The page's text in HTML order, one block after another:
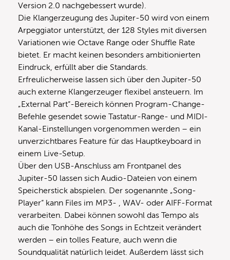
Version 2.0 nachgebessert wurde).
Die Klangerzeugung des Jupiter-50 wird von einem
Arpeggiator unterstützt, der 128 Styles mit diversen
Variationen wie Octave Range oder Shuffle Rate
bietet. Er macht keinen besonders ambitionierten
Eindruck, erfüllt aber die Standards.
Erfreulicherweise lassen sich über den Jupiter-50
auch externe Klangerzeuger flexibel ansteuern. Im
„External Part“-Bereich können Program-Change-
Befehle gesendet sowie Tastatur-Range- und MIDI-
Kanal-Einstellungen vorgenommen werden – ein
unverzichtbares Feature für das Hauptkeyboard in
einem Live-Setup.
Über den USB-Anschluss am Frontpanel des
Jupiter-50 lassen sich Audio-Dateien von einem
Speicherstick abspielen. Der sogenannte „Song-
Player“ kann Files im MP3- , WAV- oder AIFF-Format
verarbeiten. Dabei können sowohl das Tempo als
auch die Tonhöhe des Songs in Echtzeit verändert
werden – ein tolles Feature, auch wenn die
Soundqualität natürlich leidet. Außerdem lässt sich